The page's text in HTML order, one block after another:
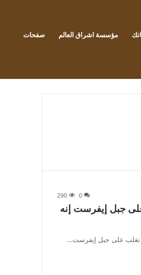
مؤسسة اشراق العالم صفحات
0
290
جبل إيفرست إنه
تغلب على جبل إيفرست…